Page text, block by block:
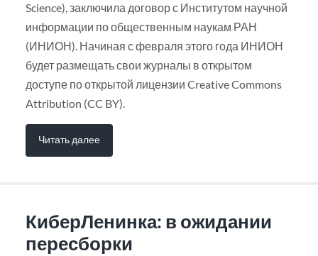
Science), заключила договор с Институтом научной
информации по общественным наукам РАН
(ИНИОН). Начиная с февраля этого года ИНИОН
будет размещать свои журналы в открытом
доступе по открытой лицензии Creative Commons
Attribution (CC BY).
Читать далее
КиберЛенинка: в ожидании
пересборки